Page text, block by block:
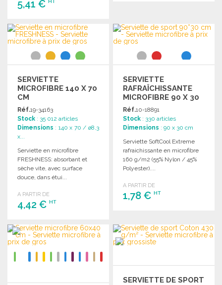
5,41 € HT
COMMANDER
Demander un devis
Demander un devis
SERVIETTE
MICROFIBRE 140 X 70
CM
Réf.19-34163
Stock : 35 012 articles
Dimensions : 140 x 70 / ø8,3
x...
Serviette en microfibre
FRESHNESS: absorbant et
sèche vite, avec surface
douce, dans étui...
A PARTIR DE
4,42 € HT
COMMANDER
Demander un devis
SERVIETTE
RAFRAÎCHISSANTE
MICROFIBRE 90 X 30
CM
Réf.10-18891
Stock : 330 articles
Dimensions : 90 x 30 cm
Serviette SoftCool Extreme
rafraichissante en microfibre
160 g/m2 (55% Nylon / 45%
Polyester)....
A PARTIR DE
1,78 €HT
Demander un devis
SERVIETTE DE SPORT